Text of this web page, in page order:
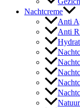
Nachtcreme
Anti
Anti